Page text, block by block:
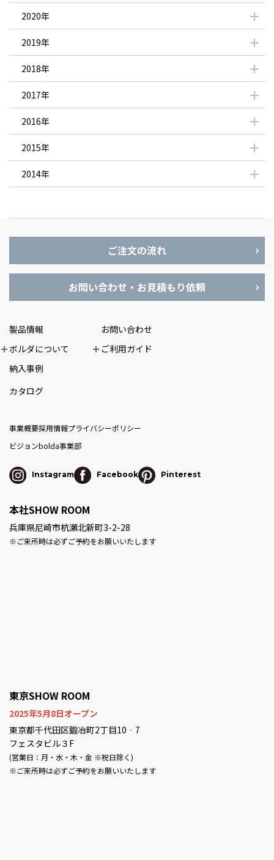
2020年
2019年
2018年
2017年
2016年
2015年
2014年
ご注文の流れ
お問い合わせ・お見積もり依頼
製品情報
ボルダについて
納入事例
カタログ
お問い合わせ
ご利用ガイド
事業概要採用情報プライバシーポリシー
ビジョンbolda事業部
Instagram Facebook Pinterest
本社SHOW ROOM
兵庫県尼崎市杭瀬北新町3-2-28
※ご来所時は必ずご予約をお願いいたします
東京SHOW ROOM
2025年5月8日オープン
東京都千代田区鍛冶町2丁目10‐7
フェスタビル３F
(営業日：月・水・木・金 ※祝日除く)
※ご来所時は必ずご予約をお願いいたします